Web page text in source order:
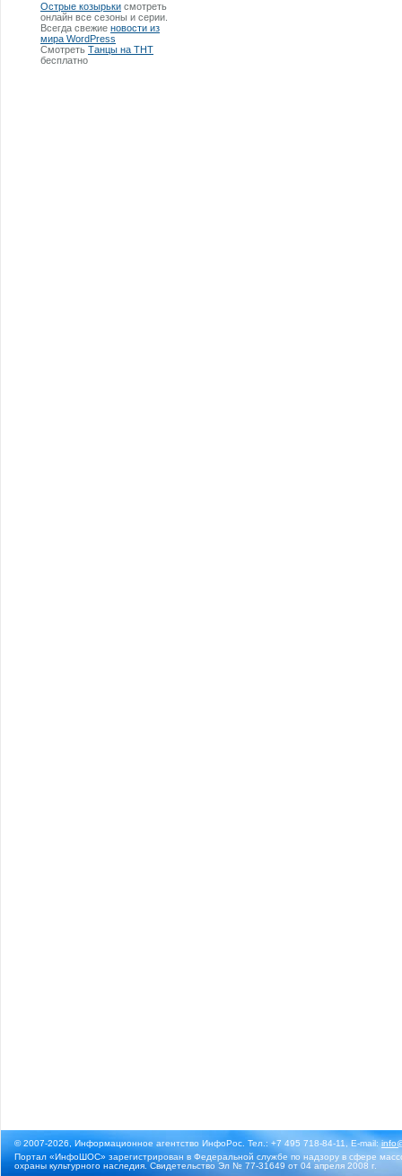
Острые козырьки смотреть
онлайн все сезоны и серии.
Всегда свежие новости из
мира WordPress
Смотреть Танцы на ТНТ
бесплатно
© 2007-2026, Информационное агентство ИнфоРос. Тел.: +7 495 718-84-11, E-mail:
Портал «ИнфоШОС» зарегистрирован в Федеральной службе по надзору в сфере
охраны культурного наследия. Свидетельство Эл № 77-31649 от 04 апреля 2008 г.